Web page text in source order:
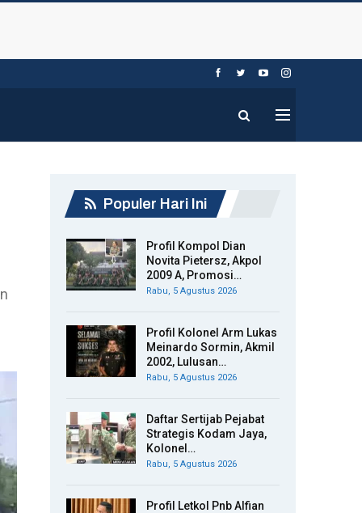
Populer Hari Ini
Profil Kompol Dian
Novita Pietersz, Akpol
2009 A, Promosi…
Rabu, 5 Agustus 2026
Profil Kolonel Arm Lukas
Meinardo Sormin, Akmil
2002, Lulusan…
Rabu, 5 Agustus 2026
Daftar Sertijab Pejabat
Strategis Kodam Jaya,
Kolonel…
Rabu, 5 Agustus 2026
Profil Letkol Pnb Alfian